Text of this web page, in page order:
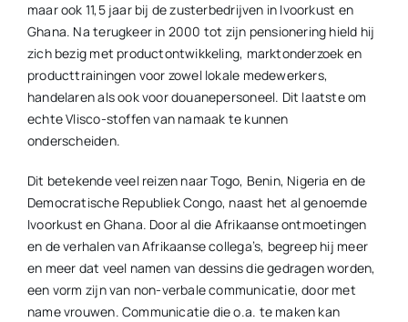
maar ook 11,5 jaar bij de zusterbedrijven in Ivoorkust en
Ghana. Na terugkeer in 2000 tot zijn pensionering hield hij
zich bezig met productontwikkeling, marktonderzoek en
producttrainingen voor zowel lokale medewerkers,
handelaren als ook voor douanepersoneel. Dit laatste om
echte Vlisco-stoffen van namaak te kunnen
onderscheiden.
Dit betekende veel reizen naar Togo, Benin, Nigeria en de
Democratische Republiek Congo, naast het al genoemde
Ivoorkust en Ghana. Door al die Afrikaanse ontmoetingen
en de verhalen van Afrikaanse collega’s, begreep hij meer
en meer dat veel namen van dessins die gedragen worden,
een vorm zijn van non-verbale communicatie, door met
name vrouwen. Communicatie die o.a. te maken kan